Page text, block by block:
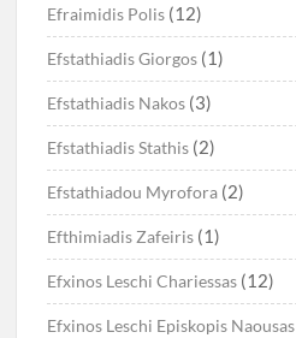
Efraimidis Polis (12)
Efstathiadis Giorgos (1)
Efstathiadis Nakos (3)
Efstathiadis Stathis (2)
Efstathiadou Myrofora (2)
Efthimiadis Zafeiris (1)
Efxinos Leschi Chariessas (12)
Efxinos Leschi Episkopis Naousas